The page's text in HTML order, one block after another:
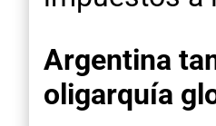
Argentina
oligarquía